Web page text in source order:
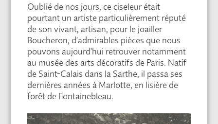
Oublié de nos jours, ce ciseleur était
pourtant un artiste particulièrement réputé
de son vivant, artisan, pour le joailler
Boucheron, d’admirables pièces que nous
pouvons aujourd’hui retrouver notamment
au musée des arts décoratifs de Paris. Natif
de Saint-Calais dans la Sarthe, il passa ses
dernières années à Marlotte, en lisière de
forêt de Fontainebleau.